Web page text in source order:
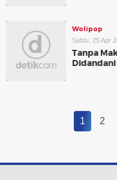
Wolipop
Sabtu, 25 Apr
Tanpa
1 2